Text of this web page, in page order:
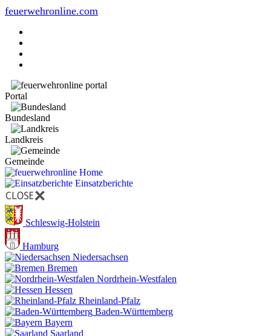
feuerwehronline.com
Portal
Bundesland
Landkreis
Gemeinde
Home
Einsatzberichte
Schleswig-Holstein
Hamburg
Niedersachsen
Bremen
Nordrhein-Westfalen
Hessen
Rheinland-Pfalz
Baden-Württemberg
Bayern
Saarland